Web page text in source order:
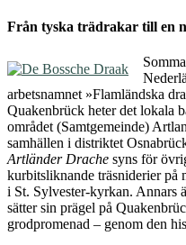
Från tyska trädrakar till en
arbetsnamnet »Flamländska
Quakenbrück heter det lokala
området (Samtgemeinde)
samhällen i distriktet
Artländer Drache syns för
kurbitsliknande träsniderier på
i St. Sylvester-kyrkan. Annars
sätter sin prägel på
grodpromenad – genom den